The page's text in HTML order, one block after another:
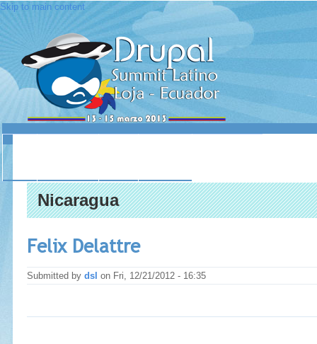
Skip to main content
Nicaragua
Felix Delattre
Submitted by dsl on Fri, 12/21/2012 - 16:35